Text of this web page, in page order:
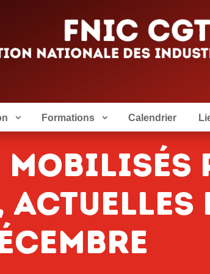
Formations Calendrier
mobilisés